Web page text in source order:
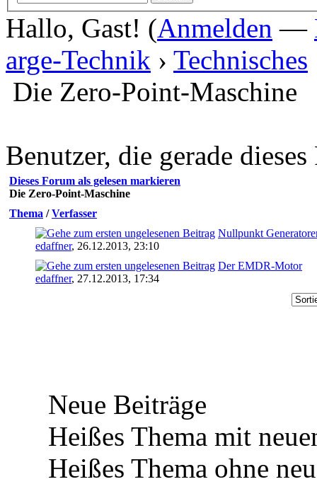
Hallo, Gast! (Anmelden —
arge-Technik › Technisches
Die Zero-Point-Maschine
Benutzer, die gerade
Dieses Forum als gelesen markieren
Die Zero-Point-Maschine
Thema /Verfasser
Nullpunkt
edaffner, 26.12.2013, 23:10
Der EMDR-Motor
edaffner, 27.12.2013, 17:34
Neue Beiträge
Heißes Thema mit
Heißes Thema ohne